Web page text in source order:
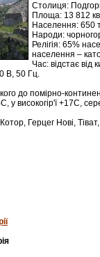
Столиця:
Площа: 13 812
Населення: 650
Народи:
Релігія: 65%
населення –
Час: відстає від
В, 50 Гц.
до помірно-
у високогір'ї +17С,
Герцег Нові,